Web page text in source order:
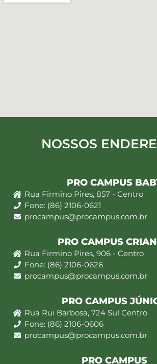
NOSSOS
PRO CAMPUS
Rua Firmino Pires, 857 - Centro
Fone: (86) 2106-0621
procampus@procampus.com.br
PRO CAMPUS
Rua Firmino Pires, 906 - Centro
Fone: (86) 2106-0626
procampus@procampus.com.br
PRO CAMPUS
Rua Rui Barbosa, 724 Sul Centro
Fone: (86) 2106-0606
procampus@procampus.com.br
PRO CAMPUS